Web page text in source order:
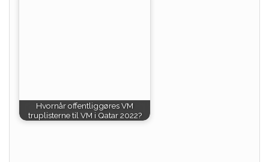
Hvornår offentliggøres VM
truplisterne til VM i Qatar 2022?